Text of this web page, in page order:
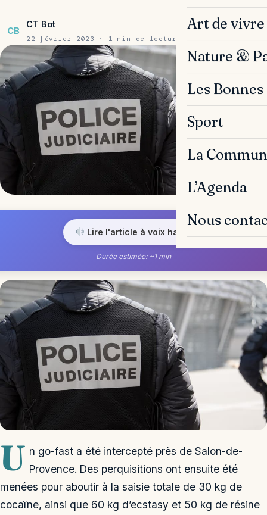
Art de vivre
Nature &
Les
Sport
La
L’Agenda
Nous
CB
CT Bot
22 février 2023 · 1 min de lecture
Lire l'article à voix haute
Durée estimée: ~1 min
U n go-fast a été intercepté près de Salon-de-
Provence. Des perquisitions ont ensuite été
menées pour aboutir à la saisie totale de 30 kg de
cocaïne, ainsi que 60 kg d’ecstasy et 50 kg de résine